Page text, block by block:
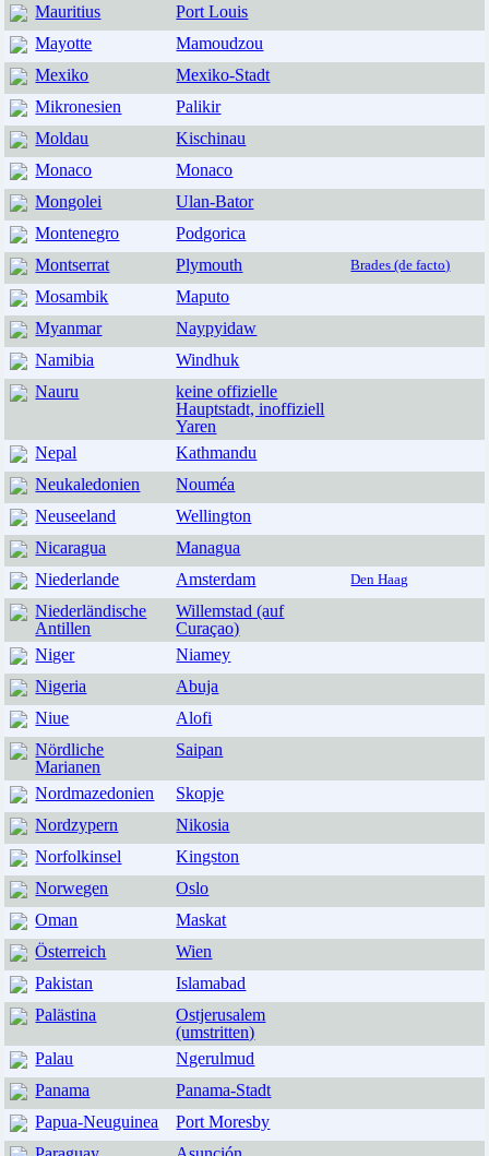
Mauritius
Port Louis
Mayotte
Mamoudzou
Mexiko
Mexiko-Stadt
Mikronesien
Palikir
Moldau
Kischinau
Monaco
Monaco
Mongolei
Ulan-Bator
Montenegro
Podgorica
Montserrat
Plymouth Brades (de facto)
Mosambik
Maputo
Myanmar
Naypyidaw
Namibia
Windhuk
Nauru
keine offizielle
Hauptstadt, inoffiziell
Yaren
Nepal
Kathmandu
Neukaledonien
Nouméa
Neuseeland
Wellington
Nicaragua
Managua
Niederlande
Amsterdam Den Haag
Niederländische
Antillen
Willemstad (auf
Curaçao)
Niger
Niamey
Nigeria
Abuja
Niue
Alofi
Nördliche
Marianen
Saipan
Nordmazedonien
Skopje
Nordzypern
Nikosia
Norfolkinsel
Kingston
Norwegen
Oslo
Oman
Maskat
Österreich
Wien
Pakistan
Islamabad
Palästina
Ostjerusalem
(umstritten)
Palau
Ngerulmud
Panama
Panama-Stadt
Papua-Neuguinea
Port Moresby